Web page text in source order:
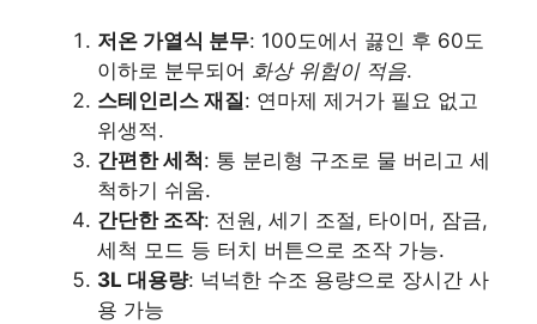
저온 가열식 분무: 100도에서 끓인 후 60도
이하로 분무되어 화상 위험이 적음.
스테인리스 재질: 연마제 제거가 필요 없고
위생적.
간편한 세척: 통 분리형 구조로 물 버리고 세
척하기 쉬움.
간단한 조작: 전원, 세기 조절, 타이머, 잠금,
세척 모드 등 터치 버튼으로 조작 가능.
3L 대용량: 넉넉한 수조 용량으로 장시간 사
용 가능